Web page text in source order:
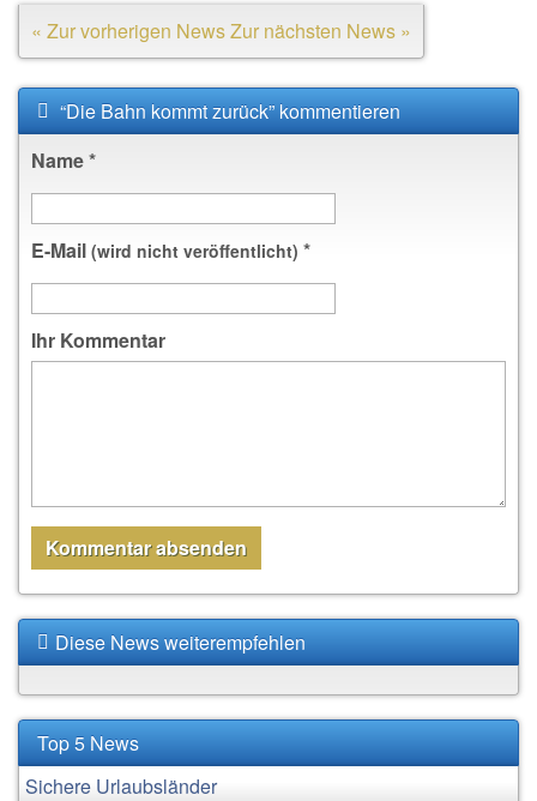
« Zur vorherigen NewsZur nächsten News »
“Die Bahn kommt zurück” kommentieren
Name*
E-Mail (wird nicht veröffentlicht) *
Ihr Kommentar
Diese News weiterempfehlen
Top 5 News
Sichere Urlaubsländer